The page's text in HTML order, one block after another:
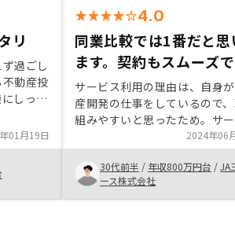
リ
過ごし
動産投
しっか
ての投
たので
たもの
問した
思い切
01月19日
4.0
同業比較では1番だと思
ます。契約もスムーズ
サービス利用の理由は、自身
産開発の仕事をしているので、
組みやすいと思ったため。サ
の紹介から物件の購入まで、
し売りといったイメージはな
常に丁寧な対応でしたので好
てました。なし
2024年06
30代前半 / 年収800万円台 /JA
ース株式会社